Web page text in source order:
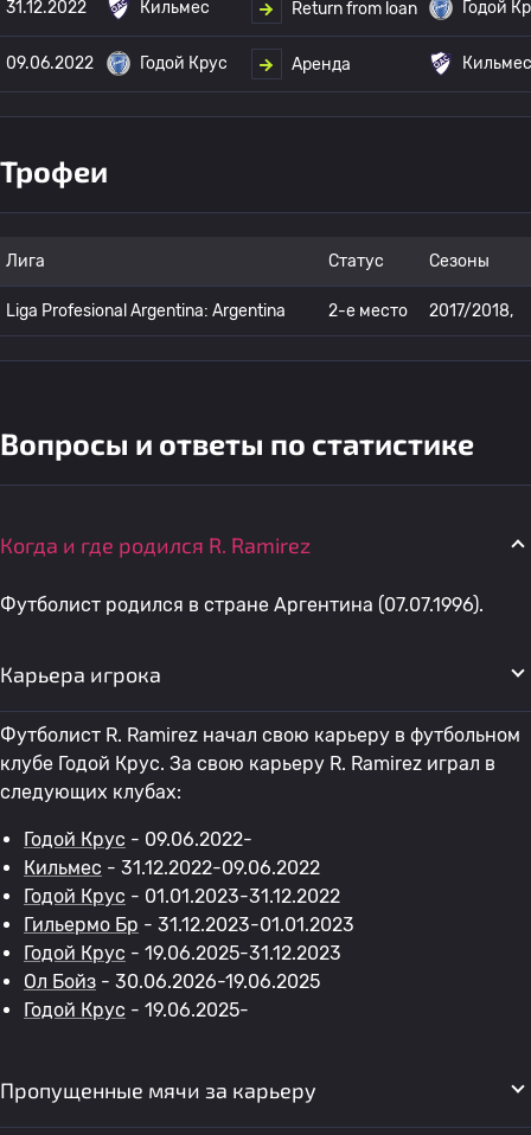
31.12.2022 Кильмес Return from loan Годой
09.06.2022 Годой Крус Аренда Кильмес
Трофеи
Лига Статус Сезоны
Liga Profesional Argentina: Argentina 2-е место 2017/2018,
Вопросы и ответы по статистике
Когда и где родился R. Ramirez
Футболист родился в стране Аргентина (07.07.1996).
Карьера игрока
Футболист R. Ramirez начал свою карьеру в футбольном
клубе Годой Крус. За свою карьеру R. Ramirez играл в
следующих клубах:
Годой Крус - 09.06.2022-
Кильмес - 31.12.2022-09.06.2022
Годой Крус - 01.01.2023-31.12.2022
Гильермо Бр - 31.12.2023-01.01.2023
Годой Крус - 19.06.2025-31.12.2023
Ол Бойз - 30.06.2026-19.06.2025
Годой Крус - 19.06.2025-
Пропущенные мячи за карьеру